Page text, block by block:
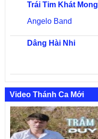
Trái Tim Khát Mong
Angelo Band
Dâng Hài Nhi
Video Thánh Ca Mới